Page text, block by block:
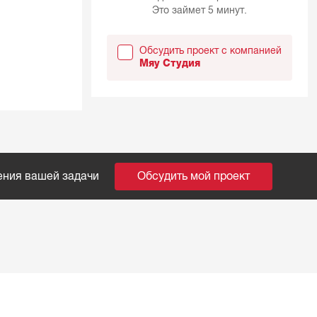
Это займет 5 минут.
Обсудить проект с компанией
Мяу Студия
вашей задачи Обсудить мой проект